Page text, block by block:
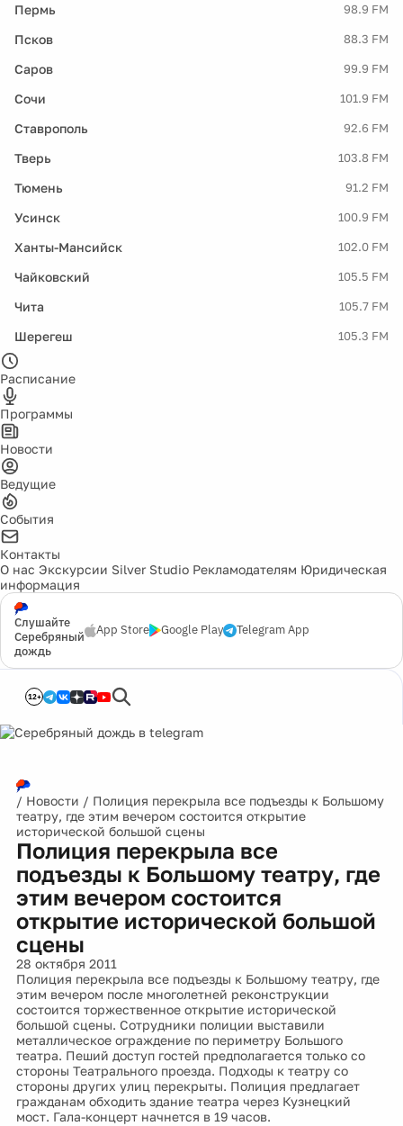
Пермь 98.9 FM
Псков 88.3 FM
Саров 99.9 FM
Сочи 101.9 FM
Ставрополь 92.6 FM
Тверь 103.8 FM
Тюмень 91.2 FM
Усинск 100.9 FM
Ханты-Мансийск 102.0 FM
Чайковский 105.5 FM
Чита 105.7 FM
Шерегеш 105.3 FM
Расписание
Программы
Новости
Ведущие
События
Контакты
О нас Экскурсии Silver Studio Рекламодателям Юридическая
информация
Слушайте
Серебряный
дождь
App Store Google Play Telegram App
12+
/ Новости / Полиция перекрыла все подъезды к Большому
театру, где этим вечером состоится открытие
исторической большой сцены
Полиция перекрыла все
подъезды к Большому театру, где
этим вечером состоится
открытие исторической большой
сцены
28 октября 2011
Полиция перекрыла все подъезды к Большому театру, где
этим вечером после многолетней реконструкции
состоится торжественное открытие исторической
большой сцены. Сотрудники полиции выставили
металлическое ограждение по периметру Большого
театра. Пеший доступ гостей предполагается только со
стороны Театрального проезда. Подходы к театру со
стороны других улиц перекрыты. Полиция предлагает
гражданам обходить здание театра через Кузнецкий
мост. Гала-концерт начнется в 19 часов.